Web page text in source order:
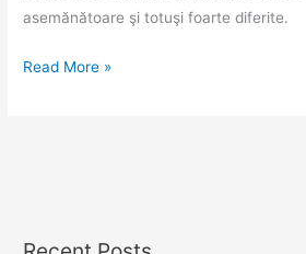
asemănătoare şi totuşi foarte diferite.
Uplisțihe
Read More »